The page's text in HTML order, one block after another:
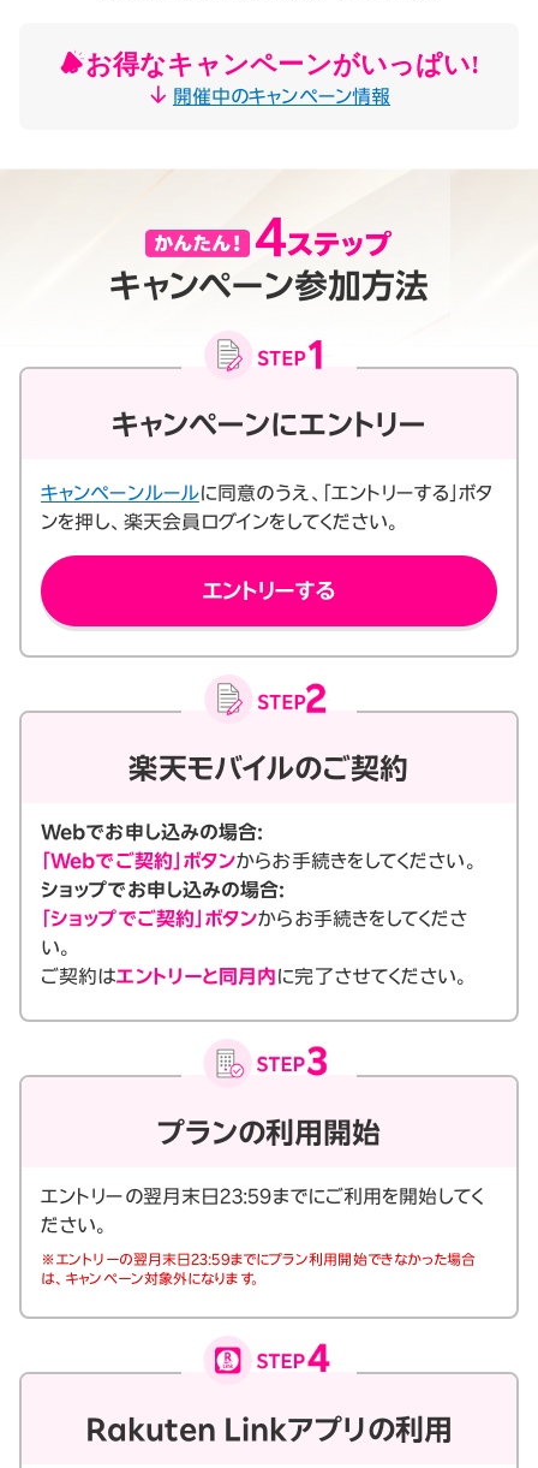
お得なキャンペーンがいっぱい!
開催中のキャンペーン情報
キャンペーン参加方法
キャンペーンにエントリー
キャンペーンルールに同意のうえ、「エントリーする」ボタ
ンを押し、楽天会員ログインをしてください。
エントリーする
楽天モバイルのご契約
Webでお申し込みの場合:
「Webでご契約」ボタンからお手続きをしてください。
ショップでお申し込みの場合:
「ショップでご契約」ボタンからお手続きをしてくださ
い。
ご契約はエントリーと同月内に完了させてください。
プランの利用開始
エントリーの翌月末日23:59までにご利用を開始してく
ださい。
※エントリーの翌月末日23:59までにプラン利用開始できなかった場合
は、キャンペーン対象外になります。
Rakuten Linkアプリの利用